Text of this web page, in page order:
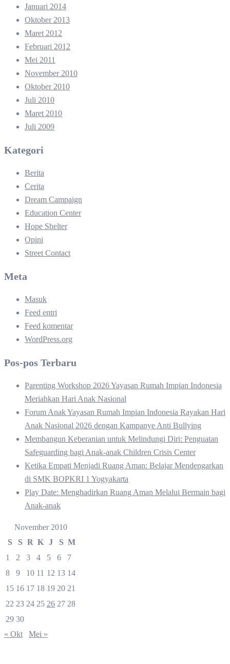
Januari 2014
Oktober 2013
Maret 2012
Februari 2012
Mei 2011
November 2010
Oktober 2010
Juli 2010
Maret 2010
Juli 2009
Kategori
Berita
Cerita
Dream Campaign
Education Center
Hope Shelter
Opini
Street Contact
Meta
Masuk
Feed entri
Feed komentar
WordPress.org
Pos-pos Terbaru
Parenting Workshop 2026 Yayasan Rumah Impian Indonesia
Meriahkan Hari Anak Nasional
Forum Anak Yayasan Rumah Impian Indonesia Rayakan Hari
Anak Nasional 2026 dengan Kampanye Anti Bullying
Membangun Keberanian untuk Melindungi Diri: Penguatan
Safeguarding bagi Anak-anak Children Crisis Center
Ketika Empati Menjadi Ruang Aman: Belajar Mendengarkan
di SMK BOPKRI 1 Yogyakarta
Play Date: Menghadirkan Ruang Aman Melalui Bermain bagi
Anak-anak
November 2010
S
S R K J S M
1
2 3 4 5 6
7
8
9 10 11 12 13 14
15 16 17 18 19 20 21
22 23 24 25 26 27 28
29 30
« Okt
Mei »